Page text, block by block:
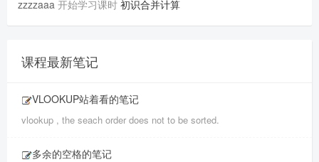
zzzzaaa 开始学习课时 初识合并计算
课程最新笔记
VLOOKUP站着看的笔记
vlookup , the seach order does not to be sorted.
多余的空格的笔记